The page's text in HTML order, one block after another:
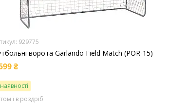
929775
ворота Garlando Field Match (POR-15)
₴
і в роздріб